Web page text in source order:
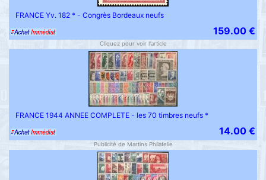
FRANCE Yv. 182 * - Congrès Bordeaux neufs
159.00 €
Cliquez pour voir l'article
FRANCE 1944 ANNEE COMPLETE - les 70 timbres neufs *
14.00 €
Publicité de Martins Philatelie